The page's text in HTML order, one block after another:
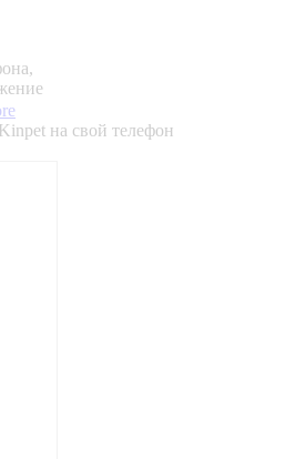
на свой телефон